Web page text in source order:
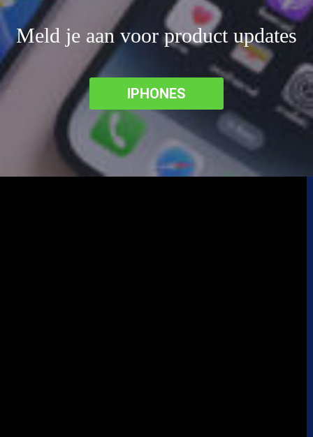
Meld je aan voor product updates
IPHONES